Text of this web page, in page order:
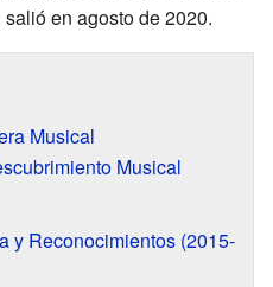
salió en agosto de 2020.
Musical
Musical
y Reconocimientos (2015-